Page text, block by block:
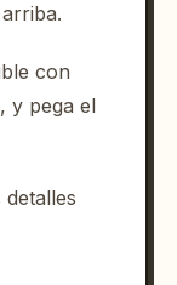
con
y pega el